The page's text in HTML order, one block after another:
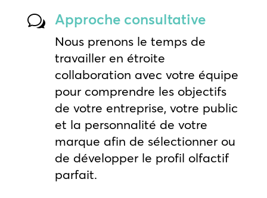
w Approche consultative
Nous prenons le temps de
travailler en étroite
collaboration avec votre équipe
pour comprendre les objectifs
de votre entreprise, votre public
et la personnalité de votre
marque afin de sélectionner ou
de développer le profil olfactif
parfait.